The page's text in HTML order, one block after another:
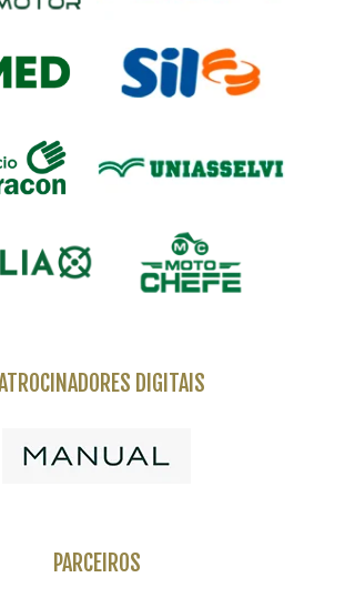
DIGITAIS
PARCEIROS